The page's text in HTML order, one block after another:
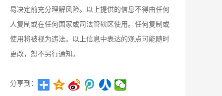
易决定前充分理解风险。以上提供的信息不得由任何
人复制或在任何国家或司法管辖区使用。任何复制或
使用将被视为违法。以上信息中表达的观点可能随时
更改，恕不另行通知。
分享到：